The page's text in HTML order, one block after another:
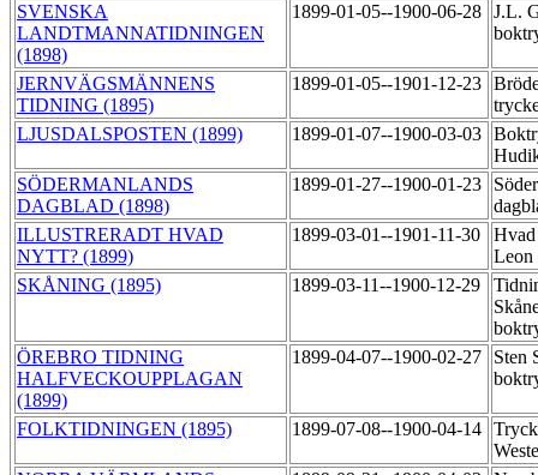
SVENSKA
LANDTMANNATIDNINGEN
(1898)
1899-01-05--1900-06-28 J.L.
JERNVÄGSMÄNNENS
TIDNING (1895)
1899-01-05--1901-12-23
LJUSDALSPOSTEN (1899)
1899-01-07--1900-03-03
SÖDERMANLANDS
DAGBLAD (1898)
1899-01-27--1900-01-23
ILLUSTRERADT HVAD
NYTT? (1899)
1899-03-01--1901-11-30
SKÅNING (1895)
1899-03-11--1900-12-29
ÖREBRO TIDNING
HALFVECKOUPPLAGAN
(1899)
1899-04-07--1900-02-27
Sten
FOLKTIDNINGEN (1895) 1899-07-08--1900-04-14